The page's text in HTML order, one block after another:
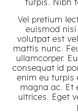
turpis. Nibh
Vel pretium
euismod
volutpat est
mattis nunc.
ullamcorper.
consequat id
enim eu turpis
magna ac. Et
ultrices. Eget